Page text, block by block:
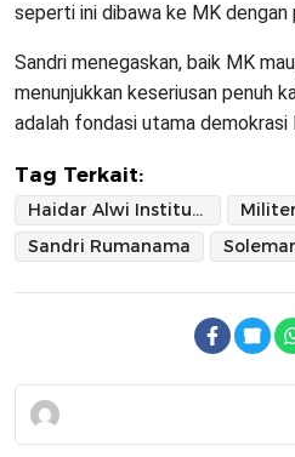
seperti ini dibawa ke MK dengan
Sandri menegaskan, baik MK
menunjukkan keseriusan penuh
adalah fondasi utama demokrasi
Tag Terkait:
Haidar Alwi Institute
Sandri Rumanama